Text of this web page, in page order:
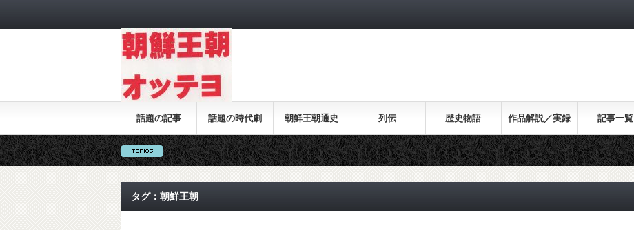
話題の記事 話題の時代劇 朝鮮王朝通史 列伝 歴史物語 作品解説／実録 記事一覧
タグ：朝鮮王朝